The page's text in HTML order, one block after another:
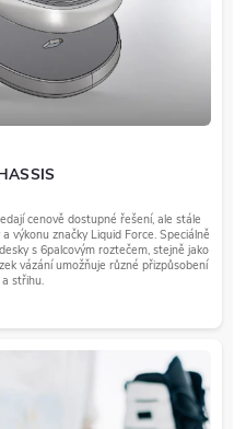
cenově dostupné řešení, ale stále
výkonu značky Liquid Force. Speciálně
s 6palcovým roztečem, stejně jako
vázání umožňuje různé přizpůsobení
střihu.